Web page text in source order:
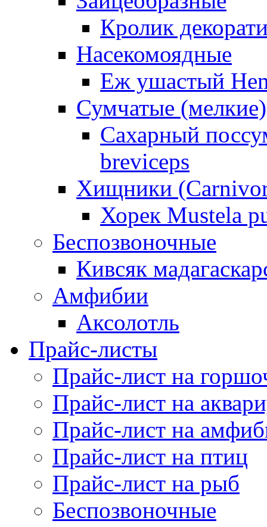
Кролик
Насекомоядные
Еж ушастый
Сумчатые (мелкие)
Сахарный
breviceps
Хищники
Хорек Mustela
Беспозвоночные
Кивсяк
Амфибии
Аксолотль
Прайс-листы
Прайс-лист на
Прайс-лист на
Прайс-лист на
Прайс-лист на птиц
Прайс-лист на рыб
Беспозвоночные